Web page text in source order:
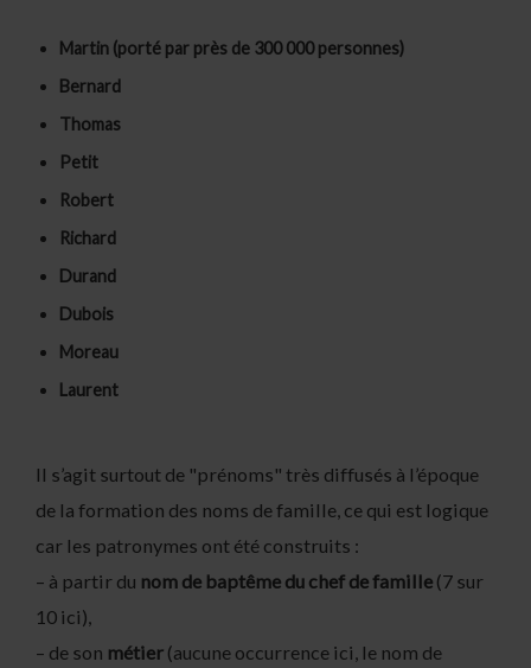
Martin (porté par près de 300 000 personnes)
Bernard
Thomas
Petit
Robert
Richard
Durand
Dubois
Moreau
Laurent
Il s’agit surtout de "prénoms" très diffusés à l’époque
de la formation des noms de famille, ce qui est logique
car les patronymes ont été construits :
– à partir du nom de baptême du chef de famille (7 sur
10 ici),
– de son métier (aucune occurrence ici, le nom de